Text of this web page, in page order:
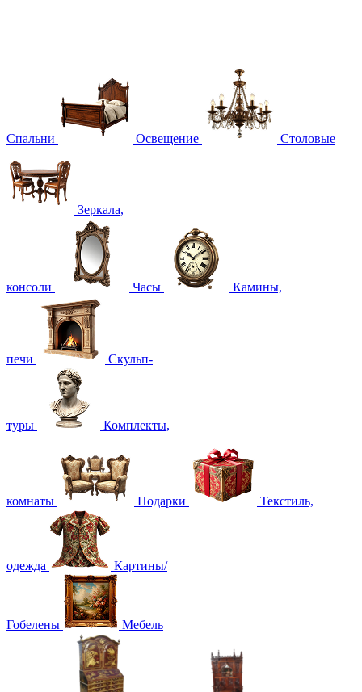
Спальни Освещение Столовые
Зеркала,
консоли Часы Камины,
печи Скульп-
туры Комплекты,
комнаты Подарки Текстиль,
одежда Картины/
Гобелены Мебель